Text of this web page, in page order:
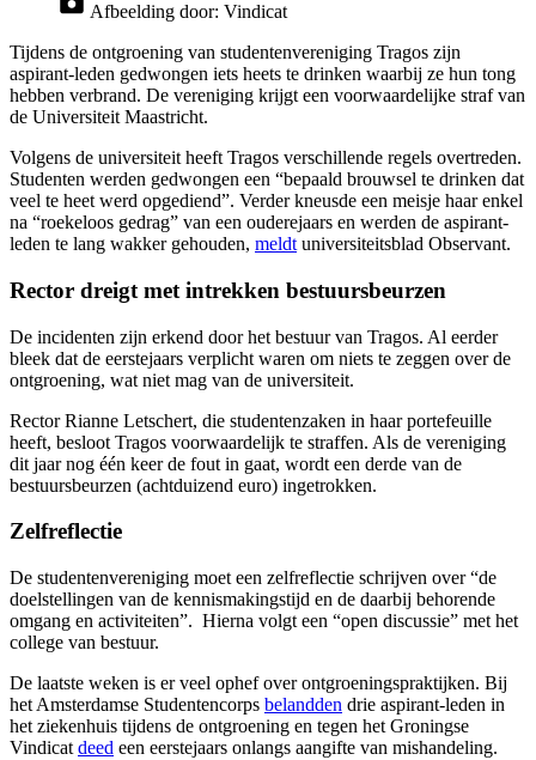
Afbeelding door: Vindicat
Tijdens de ontgroening van studentenvereniging Tragos zijn
aspirant-leden gedwongen iets heets te drinken waarbij ze hun tong
hebben verbrand. De vereniging krijgt een voorwaardelijke straf van
de Universiteit Maastricht.
Volgens de universiteit heeft Tragos verschillende regels overtreden.
Studenten werden gedwongen een “bepaald brouwsel te drinken dat
veel te heet werd opgediend”. Verder kneusde een meisje haar enkel
na “roekeloos gedrag” van een ouderejaars en werden de aspirant-
leden te lang wakker gehouden, meldt universiteitsblad Observant.
Rector dreigt met intrekken bestuursbeurzen
De incidenten zijn erkend door het bestuur van Tragos. Al eerder
bleek dat de eerstejaars verplicht waren om niets te zeggen over de
ontgroening, wat niet mag van de universiteit.
Rector Rianne Letschert, die studentenzaken in haar portefeuille
heeft, besloot Tragos voorwaardelijk te straffen. Als de vereniging
dit jaar nog één keer de fout in gaat, wordt een derde van de
bestuursbeurzen (achtduizend euro) ingetrokken.
Zelfreflectie
De studentenvereniging moet een zelfreflectie schrijven over “de
doelstellingen van de kennismakingstijd en de daarbij behorende
omgang en activiteiten”. Hierna volgt een “open discussie” met het
college van bestuur.
De laatste weken is er veel ophef over ontgroeningspraktijken. Bij
het Amsterdamse Studentencorps belandden drie aspirant-leden in
het ziekenhuis tijdens de ontgroening en tegen het Groningse
Vindicat deed een eerstejaars onlangs aangifte van mishandeling.